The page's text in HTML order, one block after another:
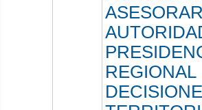
REGIONAL